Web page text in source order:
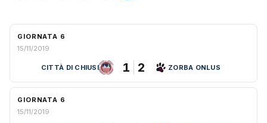
GIORNATA 6
15/11/2019
CITTÀ DI CHIUSI 1 2 ZORBA ONLUS
GIORNATA 6
15/11/2019